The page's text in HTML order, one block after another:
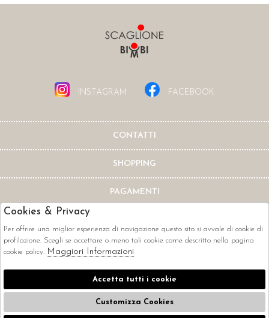
INSTAGRAM FACEBOOK
CONTATTI
SHOPPING
PAGAMENTI
CORRIERI
Cookies & Privacy
Per offrire una miglior esperienza di navigazione questo sito si avvale di cookie di
profilazione. Scegli se accettare o meno tali cookie come descritto nella pagina
cookie policy. Maggiori Informazioni
Accetta tutti i cookie
Customizza Cookies